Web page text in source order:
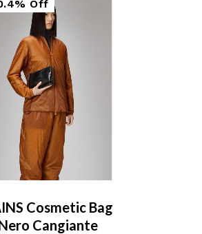
Off
Cosmetic Bag
Cangiante